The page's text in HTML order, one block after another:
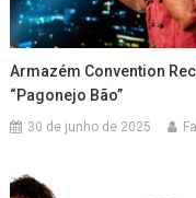
Armazém Convention
“Pagonejo Bão”
30 de junho de 2025